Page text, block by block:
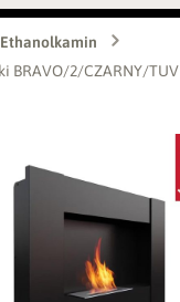
Ethanolkamin
BRAVO/2/CZARNY/TUV